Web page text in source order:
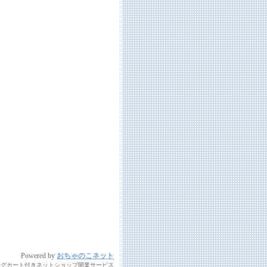
Powered by おちゃのこネット
カート付きネットショップ開業サービス